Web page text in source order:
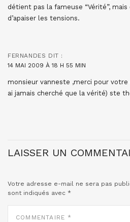
détient pas la fameuse “Vérité”,
d’apaiser les tensions.
FERNANDES DIT :
14 MAI 2009 À 18 H 55 MIN
monsieur vanneste ,merci pour
ai jamais cherché que la vérité) ste
LAISSER UN
Votre adresse e-mail ne sera pas
sont indiqués avec *